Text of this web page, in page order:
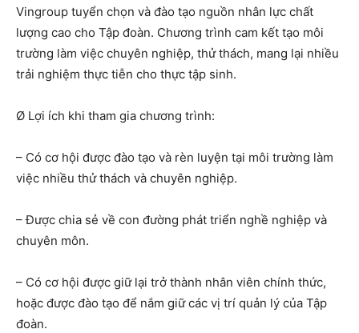
Vingroup tuyển chọn và đào tạo nguồn nhân lực chất
lượng cao cho Tập đoàn. Chương trình cam kết tạo môi
trường làm việc chuyên nghiệp, thử thách, mang lại nhiều
trải nghiệm thực tiễn cho thực tập sinh.
Ø Lợi ích khi tham gia chương trình:
– Có cơ hội được đào tạo và rèn luyện tại môi trường làm
việc nhiều thử thách và chuyên nghiệp.
– Được chia sẻ về con đường phát triển nghề nghiệp và
chuyên môn.
– Có cơ hội được giữ lại trở thành nhân viên chính thức,
hoặc được đào tạo để nắm giữ các vị trí quản lý của Tập
đoàn.